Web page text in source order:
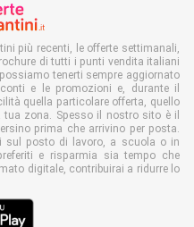
più recenti, le offerte settimanali,
di tutti i punti vendita italiani
tenerti sempre aggiornato
e le promozioni e, durante il
quella particolare offerta, quello
zona. Spesso il nostro sito è il
prima che arrivino per posta.
sul posto di lavoro, a scuola o in
e risparmia sia tempo che
digitale, contribuirai a ridurre lo